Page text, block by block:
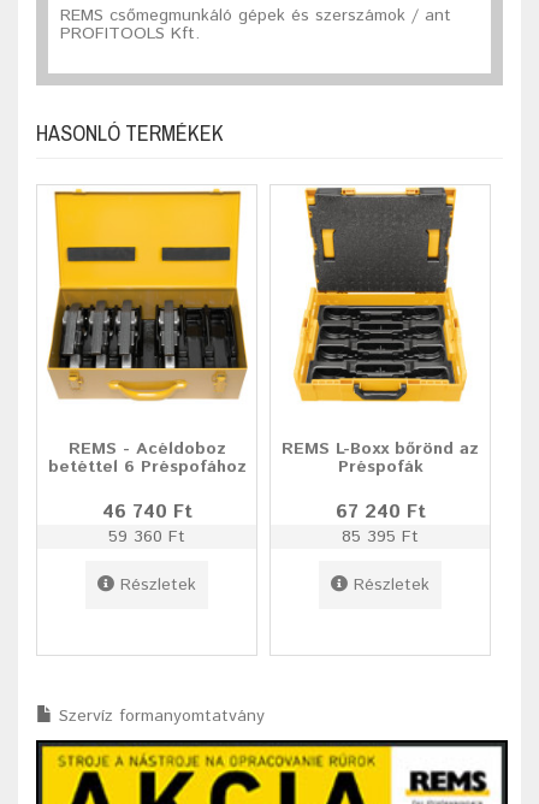
REMS csőmegmunkáló gépek és szerszámok / ant
PROFITOOLS Kft.
HASONLÓ TERMÉKEK
REMS - Acéldoboz
betéttel 6 Préspofához
46 740 Ft
59 360 Ft
Részletek
REMS L-Boxx bőrönd az
Préspofák
67 240 Ft
85 395 Ft
Részletek
Szervíz formanyomtatvány